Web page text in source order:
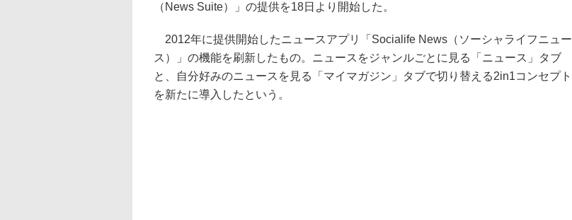
（News Suite）」の提供を18日より開始した。
2012年に提供開始したニュースアプリ「Socialife News（ソーシャライフニュー
ス）」の機能を刷新したもの。ニュースをジャンルごとに見る「ニュース」タブ
と、自分好みのニュースを見る「マイマガジン」タブで切り替える2in1コンセプト
を新たに導入したという。